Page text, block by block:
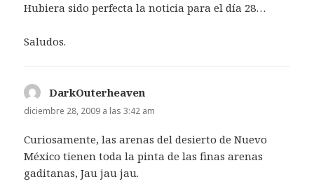
Hubiera sido perfecta la noticia para el día 28…
Saludos.
DarkOuterheaven
diciembre 28, 2009 a las 3:42 am
Curiosamente, las arenas del desierto de Nuevo
México tienen toda la pinta de las finas arenas
gaditanas, Jau jau jau.